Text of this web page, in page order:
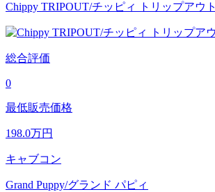
Chippy TRIPOUT/チッピィ トリップアウト
総合評価
0
最低販売価格
198.0万円
キャブコン
Grand Puppy/グランド パピィ